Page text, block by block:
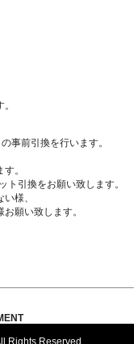
事前引換を行います。
。
引換をお願い致します。
様、
願い致します。
Rights Reserved.